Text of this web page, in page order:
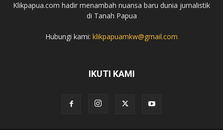
Klikpapua.com hadir menambah nuansa baru dunia jurnalistik
di Tanah Papua
Hubungi kami: klikpapuamkw@gmail.com
IKUTI KAMI